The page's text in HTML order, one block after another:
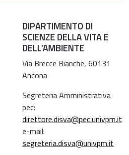
DIPARTIMENTO DI
SCIENZE DELLA VITA E
DELL’AMBIENTE
Via Brecce Bianche, 60131
Ancona
Segreteria Amministrativa
pec:
direttore.disva@pec.univpm.it
e-mail:
segreteria.disva@univpm.it